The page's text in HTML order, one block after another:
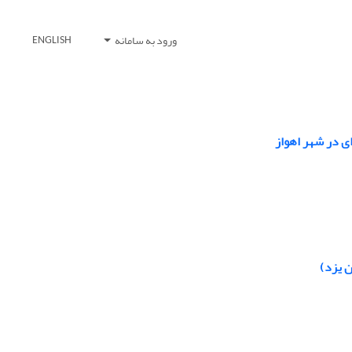
ورود به سامانه ENGLISH
در شهر اهواز
یزد)